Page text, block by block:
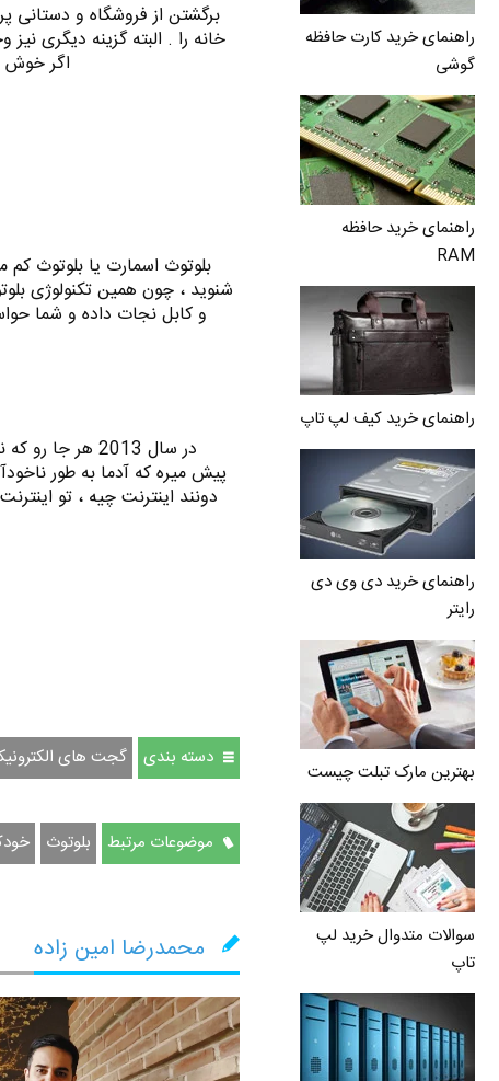
راهنمای خرید کارت حافظه
گوشی
راهنمای خرید حافظه
RAM
راهنمای خرید کیف لپ تاپ
راهنمای خرید دی وی دی
رایتر
بهترین مارک تبلت چیست
سوالات متدوال خرید لپ
تاپ
برگشتن از فروشگاه و دستانی
خانه را . البته گزینه دیگری
اگر خوش
بلوتوث اسمارت یا بلوتوث
شنوید ، چون همین تکنولوژی
و کابل نجات داده و شما
در سال 2013
پیش میره که آدما به طور
دونند اینترنت چیه ، تو
دسته بندی گجت های
موضوعات مرتبط بلوتوث
محمدرضا امین زاده